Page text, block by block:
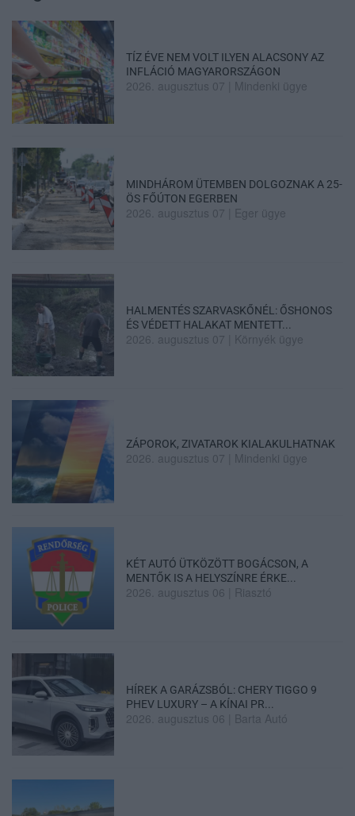
TÍZ ÉVE NEM VOLT ILYEN ALACSONY AZ
INFLÁCIÓ MAGYARORSZÁGON
2026. augusztus 07 Mindenki ügye
MINDHÁROM ÜTEMBEN DOLGOZNAK A 25-
ÖS FŐÚTON EGERBEN
2026. augusztus 07 Eger ügye
HALMENTÉS SZARVASKŐNÉL: ŐSHONOS
ÉS VÉDETT HALAKAT MENTETT...
2026. augusztus 07 Környék ügye
ZÁPOROK, ZIVATAROK KIALAKULHATNAK
2026. augusztus 07 Mindenki ügye
KÉT AUTÓ ÜTKÖZÖTT BOGÁCSON, A
MENTŐK IS A HELYSZÍNRE ÉRKE...
2026. augusztus 06 Riasztó
HÍREK A GARÁZSBÓL: CHERY TIGGO 9
PHEV LUXURY – A KÍNAI PR...
2026. augusztus 06 Barta Autó